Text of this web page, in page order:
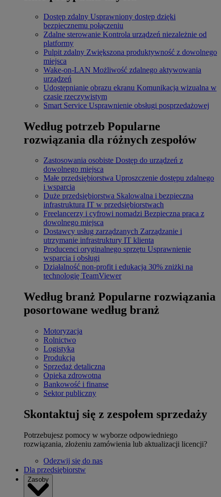
Dostęp zdalny Usprawniony dostęp dzięki
bezpiecznemu połączeniu
Zdalne sterowanie Kontrola urządzeń niezależnie od
platformy
Pulpit zdalny Zwiększona produktywność z dowolnego
miejsca
Wake-on-LAN Możliwość zdalnego aktywowania
urządzeń
Udostępnianie obrazu ekranu Komunikacja wizualna w
czasie rzeczywistym
Smart Service Usprawnienie obsługi posprzedażowej
Według potrzeb Popularne
rozwiązania dla różnych zespołów
Zastosowania osobiste Dostęp do urządzeń z
dowolnego miejsca
Małe przedsiębiorstwa Uproszczenie dostępu zdalnego
i wsparcia
Duże przedsiębiorstwa Skalowalna i bezpieczna
infrastruktura IT w przedsiębiorstwach
Freelancerzy i cyfrowi nomadzi Bezpieczna praca z
dowolnego miejsca
Dostawcy usług zarządzanych Zarządzanie i
utrzymanie infrastruktury IT klienta
Producenci oryginalnego sprzętu Usprawnienie
wsparcia i obsługi
Działalność non-profit i edukacja 30% zniżki na
technologię TeamViewer
Według branż Popularne rozwiązania
posortowane według branż
Motoryzacja
Rolnictwo
Logistyka
Produkcja
Sprzedaż detaliczna
Opieka zdrowotna
Bankowość i finanse
Sektor publiczny
Skontaktuj się z zespołem sprzedaży
Potrzebujesz pomocy w wyborze odpowiedniego
rozwiązania, złożeniu zamówienia lub aktualizacji licencji?
Odezwij się do nas
Dla przedsiębiorstw
Zasoby